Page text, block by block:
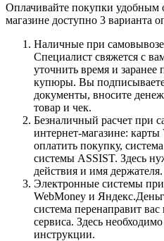
Оплачивайте покупки удобным
магазине доступно 3 варианта
Наличные при
Специалист свяжется с
уточнить время и заранее
купюры. Вы
документы, вносите
товар и чек.
Безналичный расчет при
интернет-магазине:
оплатить покупку,
системы ASSIST. Здесь
действия и имя держателя.
Электронные системы при
WebMoney и
система перенаправит
сервиса. Здесь
инструкции.